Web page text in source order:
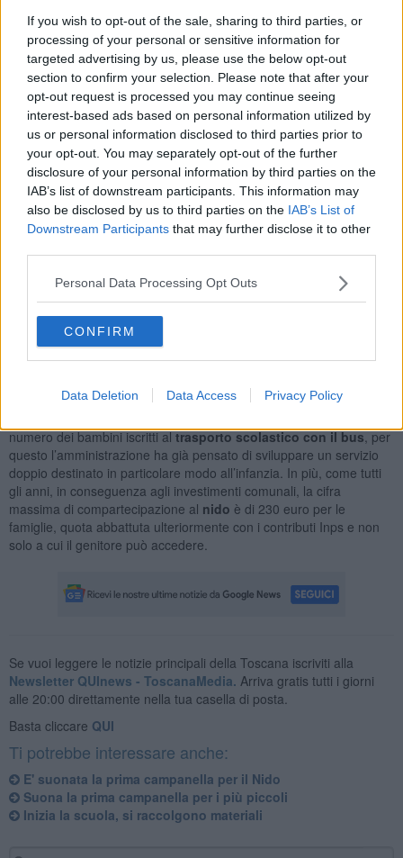
If you wish to opt-out of the sale, sharing to third parties, or
processing of your personal or sensitive information for
targeted advertising by us, please use the below opt-out
section to confirm your selection. Please note that after your
opt-out request is processed you may continue seeing
interest-based ads based on personal information utilized by
us or personal information disclosed to third parties prior to
your opt-out. You may separately opt-out of the further
disclosure of your personal information by third parties on the
IAB’s list of downstream participants. This information may
also be disclosed by us to third parties on the IAB’s List of
Downstream Participants that may further disclose it to other
Personal Data Processing Opt Outs
CONFIRM
Data Deletion Data Access Privacy Policy
A tutti gli studenti del Comune di Radicondoli
l’Amministrazione comunaleaugura di continuare il proprio
percorso di vita all’interno della scuola, di trovare qui identità e
stimoli per la propria crescita personale.Il primo giorno di scuola
è sempre una festa perché segna l’avvio di una nuova fase della
vita di tutti gli studenti. L’augurio non può che coinvolgere i docenti,
a cui è destinato il compito bellissimo di accompagnare i ragazzi in
una fase molto importante delle loro vite, e alle famiglie, il cui ruolo
nell’educazione è sempre centrale.
ministeriali, arricchito da prodotti di filiera e bio. Come tutti gli anni il
Comune ha acquistato ilibriper i ragazzi delle scuole elementari e
delle medie già presenti a scuola e che saranno consegnati sin dai
primi giorni. In più nelle strutture scolastiche arriveranno nuovi
strumenti destinati al gioco libero.
numero dei bambini iscritti altrasporto scolastico con il bus, per
questo l’amministrazione ha già pensato di sviluppare un servizio
doppio destinato in particolare modo all’infanzia. In più, come tutti
gli anni, in conseguenza agli investimenti comunali, la cifra
massima di compartecipazione al nido è di 230 euro per le
famiglie, quota abbattuta ulteriormente con i contributi Inps e non
solo a cui il genitore può accedere.
Se vuoi leggere le notizie principali della Toscana iscriviti alla
Newsletter QUInews - ToscanaMedia. Arriva gratis tutti i giorni
alle 20:00 direttamente nella tua casella di posta.
Basta cliccare QUI
Ti potrebbe interessare anche:
E' suonata la prima campanella per il Nido
Suona la prima campanella per i più piccoli
Inizia la scuola, si raccolgono materiali